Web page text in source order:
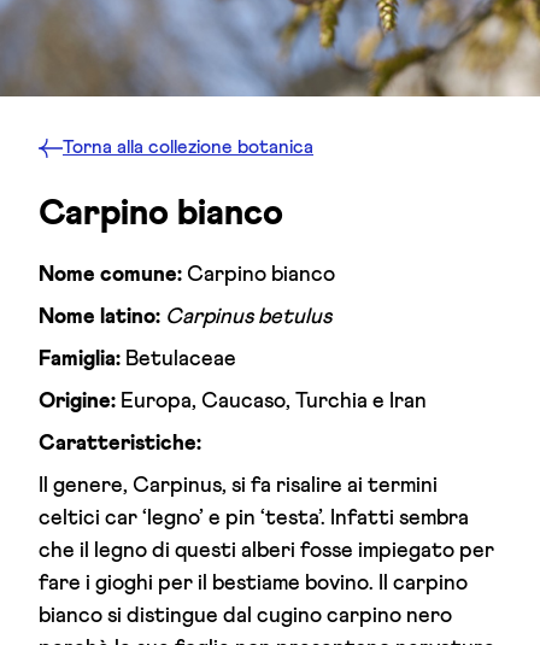
Torna alla collezione botanica
Carpino bianco
Nome comune: Carpino bianco
Nome latino: Carpinus betulus
Famiglia: Betulaceae
Origine: Europa, Caucaso, Turchia e Iran
Caratteristiche:
Il genere, Carpinus, si fa risalire ai termini
celtici car ‘legno’ e pin ‘testa’. Infatti sembra
che il legno di questi alberi fosse impiegato per
fare i gioghi per il bestiame bovino. Il carpino
bianco si distingue dal cugino carpino nero